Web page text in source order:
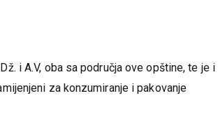
i A.V, oba sa područja ove opštine, te je i
za konzumiranje i pakovanje